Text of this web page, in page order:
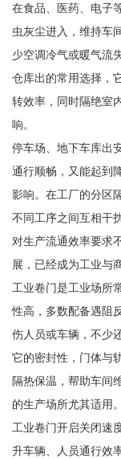
在食品、医药、电子
虫灰尘进入，维持车
少空调冷气或暖气流
仓库出的常用选择，
转效率，同时隔绝室
响。
停车场、地下车库出
通行顺畅，又能起到
影响。在工厂的分区
不同工序之间互相干
对生产流通效率要求
展，已经成为工业与
工业卷门是工业场所
性高，多数配备遇阻
伤人员或车辆，不少
它的密封性，门体与
隔热保温，帮助车间
的生产场所尤其适用。
工业卷门开启关闭速
升车辆、人员通行效